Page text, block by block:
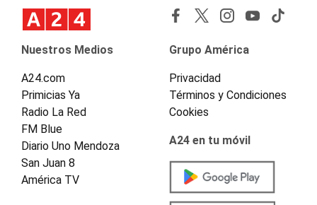
Nuestros Medios
A24.com
Primicias Ya
Radio La Red
FM Blue
Diario Uno Mendoza
San Juan 8
América TV
Grupo América
Privacidad
Términos y Condiciones
Cookies
A24 en tu móvil